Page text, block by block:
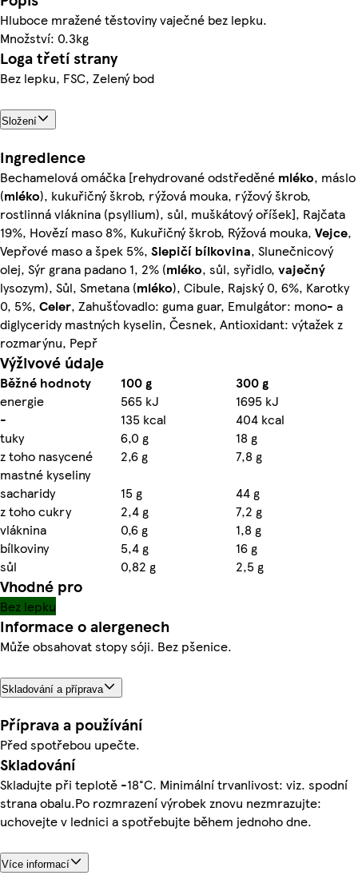
Hluboce mražené těstoviny vaječné bez lepku.
Množství: 0.3kg
Loga třetí strany
Bez lepku, FSC, Zelený bod
Složení
Ingredience
Bechamelová omáčka [rehydrované odstředěné mléko, máslo
(mléko), kukuřičný škrob, rýžová mouka, rýžový škrob,
rostlinná vláknina (psyllium), sůl, muškátový oříšek], Rajčata
19%, Hovězí maso 8%, Kukuřičný škrob, Rýžová mouka, Vejce,
Vepřové maso a špek 5%, Slepičí bílkovina, Slunečnicový
olej, Sýr grana padano 1, 2% (mléko, sůl, syřidlo, vaječný
lysozym), Sůl, Smetana (mléko), Cibule, Rajský 0, 6%, Karotky
0, 5%, Celer, Zahušťovadlo: guma guar, Emulgátor: mono- a
diglyceridy mastných kyselin, Česnek, Antioxidant: výtažek z
rozmarýnu, Pepř
Výživové údaje
Běžné hodnoty 100 g
300 g
energie
565 kJ
1695 kJ
-
135 kcal
404 kcal
tuky
6,0 g
18 g
z toho nasycené
mastné kyseliny
2,6 g
7,8 g
sacharidy
15 g
44 g
z toho cukry
2,4 g
7,2 g
vláknina
0,6 g
1,8 g
bílkoviny
5,4 g
16 g
sůl
0,82 g 2,5 g
Vhodné pro
Bez lepku
Informace o alergenech
Může obsahovat stopy sóji. Bez pšenice.
Skladování a příprava
Příprava a používání
Před spotřebou upečte.
Skladování
Skladujte při teplotě -18°C. Minimální trvanlivost: viz. spodní
strana obalu.Po rozmrazení výrobek znovu nezmrazujte:
uchovejte v lednici a spotřebujte během jednoho dne.
Více informací